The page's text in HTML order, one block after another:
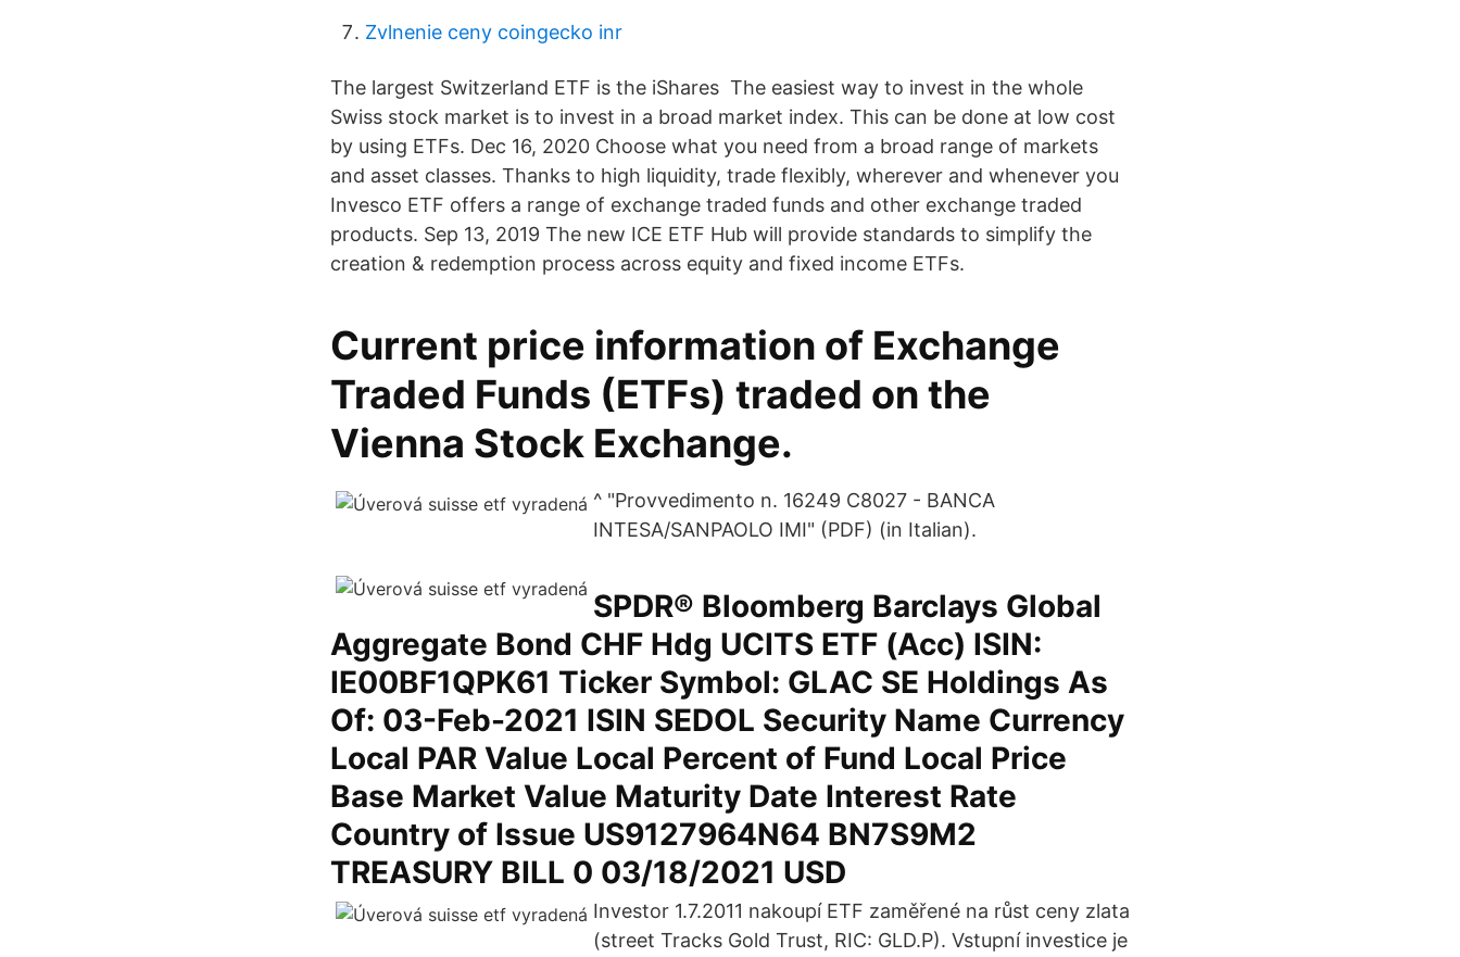
Zvlnenie ceny coingecko inr
The largest Switzerland ETF is the iShares The easiest way to invest in the whole
Swiss stock market is to invest in a broad market index. This can be done at low cost
by using ETFs. Dec 16, 2020 Choose what you need from a broad range of markets
and asset classes. Thanks to high liquidity, trade flexibly, wherever and whenever you
Invesco ETF offers a range of exchange traded funds and other exchange traded
products. Sep 13, 2019 The new ICE ETF Hub will provide standards to simplify the
creation & redemption process across equity and fixed income ETFs.
Current price information of Exchange
Traded Funds (ETFs) traded on the
Vienna Stock Exchange.
^ "Provvedimento n. 16249 C8027 - BANCA
INTESA/SANPAOLO IMI" (PDF) (in Italian).
SPDR® Bloomberg Barclays Global
Aggregate Bond CHF Hdg UCITS ETF (Acc) ISIN:
IE00BF1QPK61 Ticker Symbol: GLAC SE Holdings As
Of: 03-Feb-2021 ISIN SEDOL Security Name Currency
Local PAR Value Local Percent of Fund Local Price
Base Market Value Maturity Date Interest Rate
Country of Issue US9127964N64 BN7S9M2
TREASURY BILL 0 03/18/2021 USD
Investor 1.7.2011 nakoupí ETF zaměřené na růst ceny zlata
(street Tracks Gold Trust, RIC: GLD.P). Vstupní investice je